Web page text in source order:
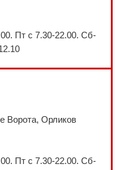
Пт с 7.30-22.00. Сб-
Ворота, Орликов
Пт с 7.30-22.00. Сб-